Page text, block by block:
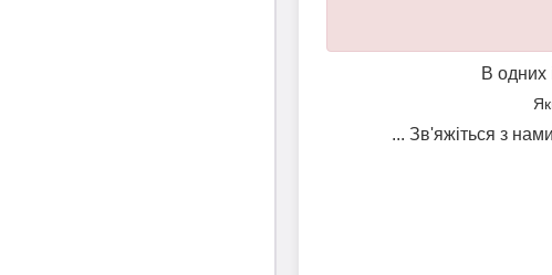
В одних
... Зв'яжіться з